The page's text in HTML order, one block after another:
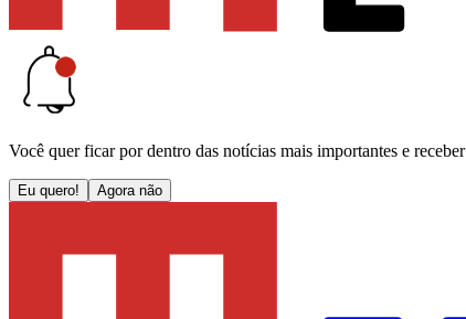
Você quer ficar por dentro das notícias mais importantes e receber
Eu quero! Agora não